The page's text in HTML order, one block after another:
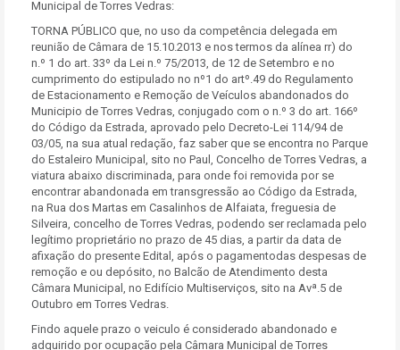
Municipal de Torres Vedras:
TORNA PÚBLICO que, no uso da competência delegada em
reunião de Câmara de 15.10.2013 e nos termos da alínea rr) do
n.º 1 do art. 33º da Lei n.º 75/2013, de 12 de Setembro e no
cumprimento do estipulado no nº1 do artº.49 do Regulamento
de Estacionamento e Remoção de Veículos abandonados do
Municipio de Torres Vedras, conjugado com o n.º 3 do art. 166º
do Código da Estrada, aprovado pelo Decreto-Lei 114/94 de
03/05, na sua atual redação, faz saber que se encontra no Parque
do Estaleiro Municipal, sito no Paul, Concelho de Torres Vedras, a
viatura abaixo discriminada, para onde foi removida por se
encontrar abandonada em transgressão ao Código da Estrada,
na Rua dos Martas em Casalinhos de Alfaiata, freguesia de
Silveira, concelho de Torres Vedras, podendo ser reclamada pelo
legítimo proprietário no prazo de 45 dias, a partir da data de
afixação do presente Edital, após o pagamentodas despesas de
remoção e ou depósito, no Balcão de Atendimento desta
Câmara Municipal, no Edifício Multiserviços, sito na Avª.5 de
Outubro em Torres Vedras.
Findo aquele prazo o veiculo é considerado abandonado e
adquirido por ocupação pela Câmara Municipal de Torres